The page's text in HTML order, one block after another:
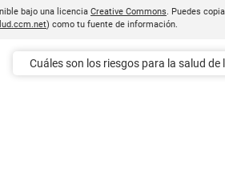
bajo una licencia Creative Commons. Puedes
) como tu fuente de información.
Cuáles son los riesgos para la salud de